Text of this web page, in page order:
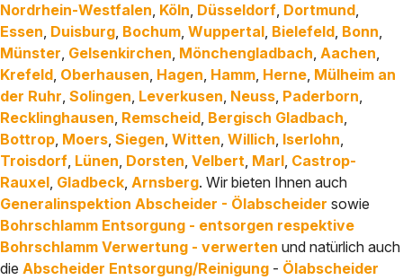
Nordrhein-Westfalen, Köln, Düsseldorf, Dortmund,
Essen, Duisburg, Bochum, Wuppertal, Bielefeld, Bonn,
Münster, Gelsenkirchen, Mönchengladbach, Aachen,
Krefeld, Oberhausen, Hagen, Hamm, Herne, Mülheim an
der Ruhr, Solingen, Leverkusen, Neuss, Paderborn,
Recklinghausen, Remscheid, Bergisch Gladbach,
Bottrop, Moers, Siegen, Witten, Willich, Iserlohn,
Troisdorf, Lünen, Dorsten, Velbert, Marl, Castrop-
Rauxel, Gladbeck, Arnsberg. Wir bieten Ihnen auch
Generalinspektion Abscheider - Ölabscheider sowie
Bohrschlamm Entsorgung - entsorgen respektive
Bohrschlamm Verwertung - verwerten und natürlich auch
die Abscheider Entsorgung/Reinigung - Ölabscheider